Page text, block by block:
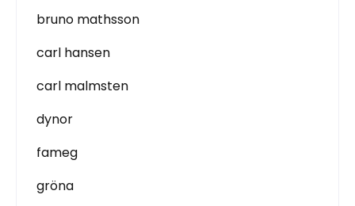
bruno mathsson
carl hansen
carl malmsten
dynor
fameg
gröna